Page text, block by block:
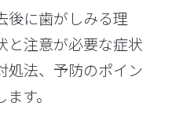
後に歯がしみる理
と注意が必要な症状
処法、予防のポイン
す。